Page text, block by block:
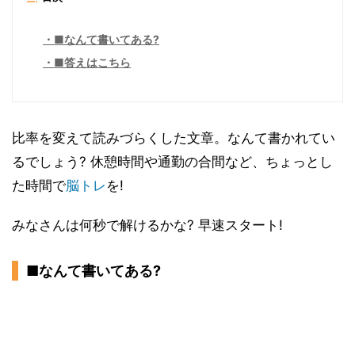
■なんて書いてある?
■答えはこちら
比率を変えて読みづらくした文章。なんて書かれてい
るでしょう? 休憩時間や通勤の合間など、ちょっとし
た時間で脳トレ を!
みなさんは何秒で解けるかな? 早速スタート!
■なんて書いてある?